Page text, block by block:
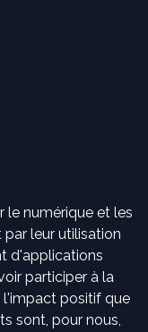
le numérique et les
leur utilisation
d'applications
participer à la
l'impact positif que
sont, pour nous,